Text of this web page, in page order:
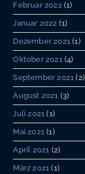
Februar 2022(1)
Januar 2022 (1)
Dezember 2021 (1)
Oktober 2021(4)
September 2021 (2)
August 2021 (3)
Juli 2021 (1)
Mai 2021 (1)
April 2021 (2)
März 2021 (1)